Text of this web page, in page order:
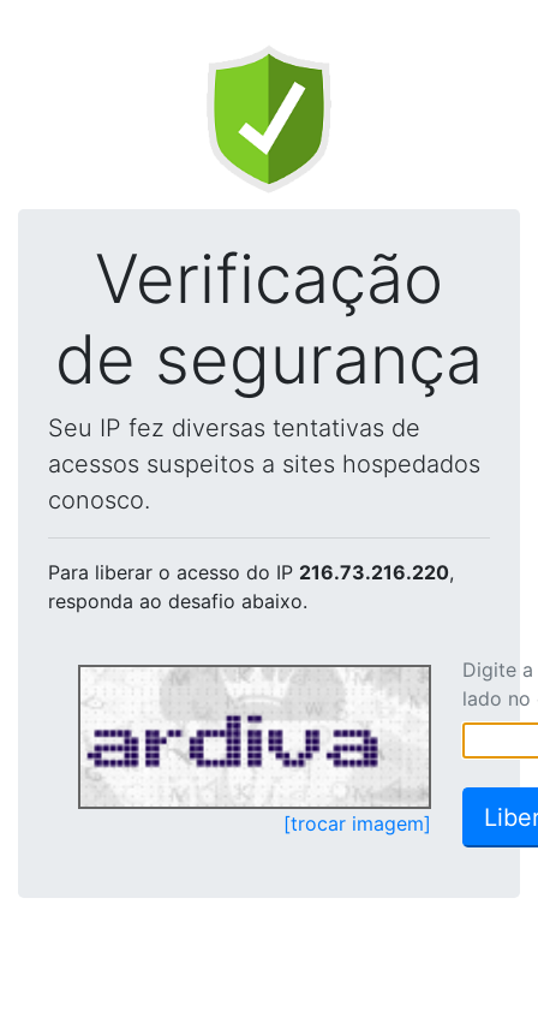
Verificação
de segurança
Seu IP fez diversas tentativas de
acessos suspeitos a sites hospedados
conosco.
Para liberar o acesso do IP 216.73.216.220,
responda ao desafio abaixo.
[trocar imagem]
Digite
lado no